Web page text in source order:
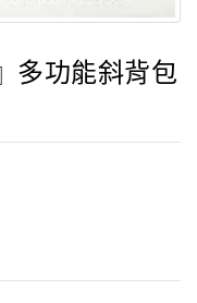
多功能斜背包